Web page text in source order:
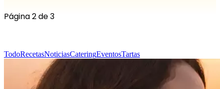
Página 2 de 3
TodoRecetasNoticiasCateringEventosTartas